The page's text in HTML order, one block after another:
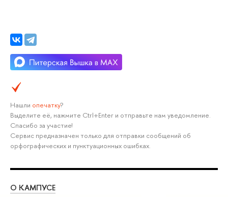
Нашли опечатку?
Выделите её, нажмите Ctrl+Enter и отправьте нам уведомление.
Спасибо за участие!
Сервис предназначен только для отправки сообщений об
орфографических и пунктуационных ошибках.
О КАМПУСЕ